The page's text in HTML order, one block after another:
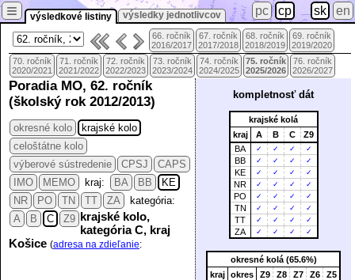
výsledkové listiny výsledky jednotlivcov
≡ pc cp sk en
66. ročník
2016/2017
67. ročník
2017/2018
68. ročník
2018/2019
69. ročník
2019/2020
70. ročník
2020/2021
71. ročník
2021/2022
72. ročník
2022/2023
73. ročník
2023/2024
74. ročník
2024/2025
75. ročník
2025/2026
76. ročník
2026/2027
kompletnosť dát
krajské kolá
kraj
A B C
Z9
BA
✓ ✓ ✓ ✓
BB ✓ ✓ ✓ ✓
KE ✓ ✓ ✓ ✓
NR ✓ ✓ ✓ ✓
PO ✓ ✓ ✓ ✓
TN ✓ ✓ ✓ ✓
TT ✓ ✓ ✓ ✓
ZA ✓ ✓ ✓ ✓
okresné kolá (65.6%)
kraj okres Z9 Z8 Z7 Z6 Z5
Poradia MO, 62. ročník
(školský rok 2012/2013)
okresné kolo
krajské kolo
celoštátne kolo
výberové sústredenie
CPSJ
CAPS
IMO
MEMO kraj: BA BB
KE
NR
PO TN TT ZA
kategória:
A
B C Z9 krajské kolo,
kategória C, kraj
Košice (adresa na zdieľanie: